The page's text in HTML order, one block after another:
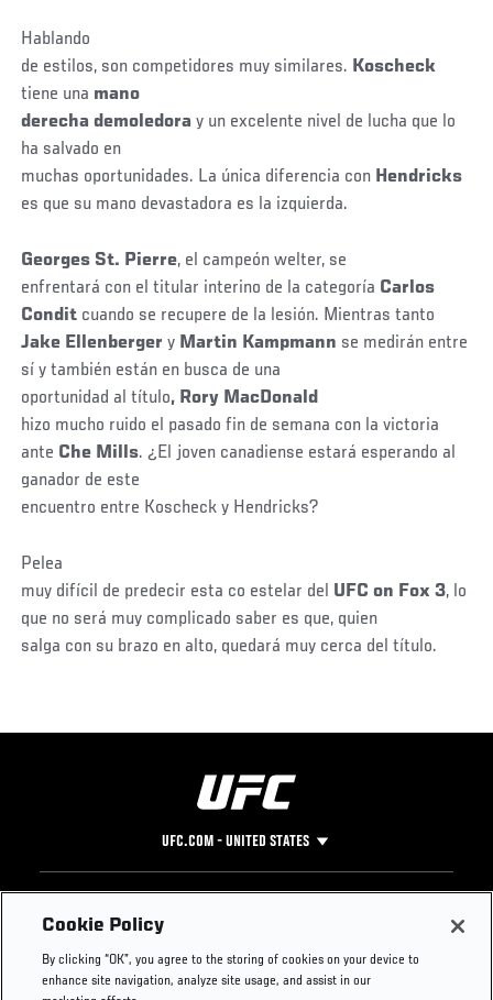
Hablando
de estilos, son competidores muy similares. Koscheck
tiene una mano
derecha demoledora y un excelente nivel de lucha que lo
ha salvado en
muchas oportunidades. La única diferencia con Hendricks
es que su mano devastadora es la izquierda.
Georges St. Pierre, el campeón welter, se
enfrentará con el titular interino de la categoría Carlos
Condit cuando se recupere de la lesión. Mientras tanto
Jake Ellenberger y Martin Kampmann se medirán entre
sí y también están en busca de una
oportunidad al título, Rory MacDonald
hizo mucho ruido el pasado fin de semana con la victoria
ante Che Mills. ¿El joven canadiense estará esperando al
ganador de este
encuentro entre Koscheck y Hendricks?
Pelea
muy difícil de predecir esta co estelar del UFC on Fox 3, lo
que no será muy complicado saber es que, quien
salga con su brazo en alto, quedará muy cerca del título.
UFC.COM - UNITED STATES
Footer
UFC
UFC Foundation
Instagram
Press
Cookie Policy
By clicking “OK”, you agree to the storing of cookies on your device to
enhance site navigation, analyze site usage, and assist in our